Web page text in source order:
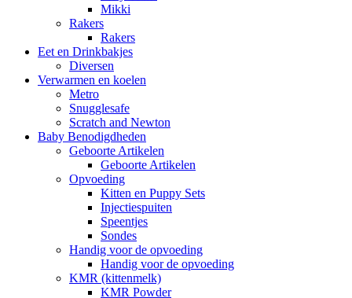
Mikki
Rakers
Rakers
Eet en Drinkbakjes
Diversen
Verwarmen en koelen
Metro
Snugglesafe
Scratch and Newton
Baby Benodigdheden
Geboorte Artikelen
Geboorte Artikelen
Opvoeding
Kitten en Puppy Sets
Injectiespuiten
Speentjes
Sondes
Handig voor de opvoeding
Handig voor de opvoeding
KMR (kittenmelk)
KMR Powder